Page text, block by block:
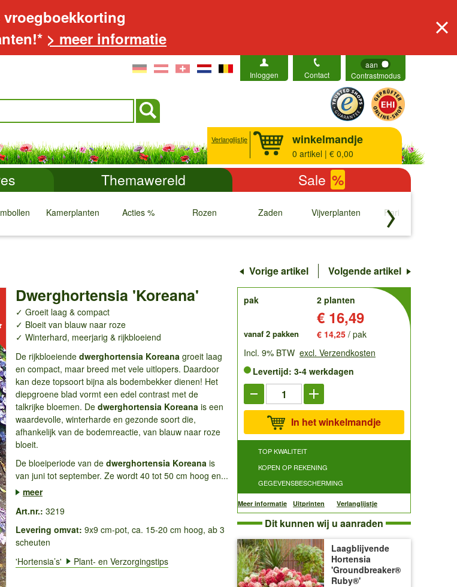
vroegboekkorting
> meer informatie
Inloggen Contact
aan
Contrastmodus
Verlanglijstje winkelmandje
0 artikel | € 0,00
Themawereld Sale %
Kamerplanten
↓
Acties %
↓
Rozen
↓
Zaden
↓
Vijverplanten
↓
Rariteiten
↓
Vorige artikel Volgende artikel
Dwerghortensia 'Koreana'
✓ Groeit laag & compact
✓ Bloeit van blauw naar roze
✓ Winterhard, meerjarig & rijkbloeiend
De rijkbloeiende dwerghortensia Koreana groeit laag
en compact, maar breed met vele uitlopers. Daardoor
kan deze topsoort bijna als bodembekker dienen! Het
diepgroene blad vormt een edel contrast met de
talkrijke bloemen. De dwerghortensia Koreana is een
waardevolle, winterharde en gezonde soort die,
afhankelijk van de bodemreactie, van blauw naar roze
bloeit.
De bloeiperiode van de dwerghortensia Koreanais
van juni tot september. Ze wordt 40 tot 50 cm hoog en...
meer
Art.nr.: 3219
Levering omvat: 9x9 cm-pot, ca. 15-20 cm hoog, ab 3
scheuten
'Hortensia’s'
Plant- en Verzorgingstips
order
pak
2 planten
€ 16,49
vanaf 2 pakken € 14,25 / pak
Incl. 9% BTW excl. Verzendkosten
Levertijd: 3-4 werkdagen
In het winkelmandje
TOP KWALITEIT
KOPEN OP REKENING
GEGEVENSBESCHERMING
Meer informatie Uitprinten Verlanglijstje
Dit kunnen wij u aanraden
Laagblijvende
Hortensia
'Groundbreaker®
Ruby®'